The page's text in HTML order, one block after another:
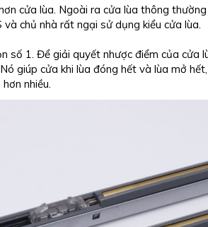
cửa lùa. Ngoài ra cửa lùa thông
chủ nhà rất ngại sử dụng kiểu cửa lùa.
1. Để giải quyết nhược điểm của cửa
giúp cửa khi lùa đóng hết và lùa mở
nhiều.